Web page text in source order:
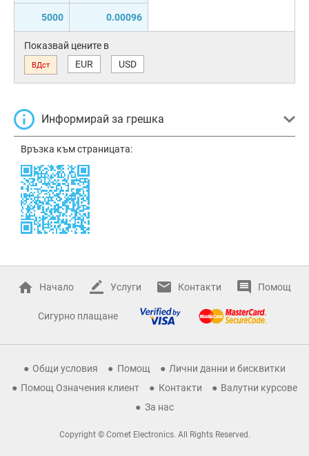
5000 0.00096
Показвай цените в
ВДст EUR USD
Информирай за грешка
Връзка към страницата:
Начало Услуги Контакти Помощ
Сигурно плащане
Общи условия Помощ
Лични данни и бисквитки
Помощ Означения клиент
Контакти
Валутни курсове
За нас
Copyright © Comet Electronics. All Rights Reserved.